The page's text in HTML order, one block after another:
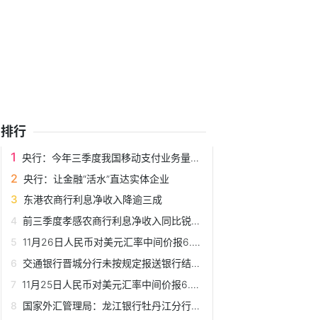
排行
央行：今年三季度我国移动支付业务量保持增长态势
央行：让金融“活水”直达实体企业
东港农商行利息净收入降逾三成
前三季度孝感农商行利息净收入同比锐减37.57%
11月26日人民币对美元汇率中间价报6.5780
交通银行晋城分行未按规定报送银行结售汇统计报表遭罚
11月25日人民币对美元汇率中间价报6.5749
国家外汇管理局：龙江银行牡丹江分行违法遭罚